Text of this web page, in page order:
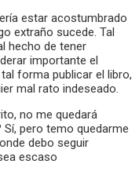
estar acostumbrado
extraño sucede. Tal
hecho de tener
importante el
forma publicar el libro,
mal rato indeseado.
no me quedará
Sí, pero temo quedarme
debo seguir
escaso